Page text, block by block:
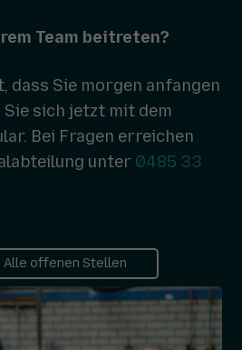
Team beitreten?
dass Sie morgen anfangen
Sie sich jetzt mit dem
Bei Fragen erreichen
unter 0485 33
Alle offenen Stellen